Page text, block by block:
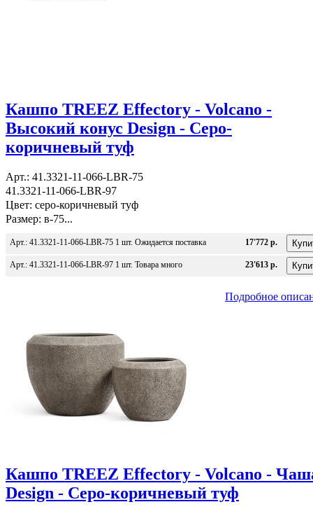
Кашпо TREEZ Effectory - Volcano -
Высокий конус Design - Серо-
коричневый туф
Арт.: 41.3321-11-066-LBR-75
41.3321-11-066-LBR-97
Цвет: серо-коричневый туф
Размер: в-75...
Арт.: 41.3321-11-066-LBR-75 1 шт. Ожидается поставка 17'772 р.
Арт.: 41.3321-11-066-LBR-97 1 шт. Товара много 23'613 р.
Подробное
Кашпо TREEZ Effectory - Volcano -
Design - Серо-коричневый туф